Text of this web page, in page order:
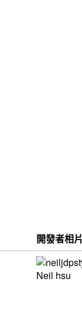
開發者相片